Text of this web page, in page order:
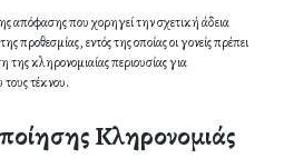
απόφασης που χορηγεί την σχετική άδεια
προθεσμίας, εντός της οποίας οι γονείς πρέπει
κληρονομιαίας περιουσίας για
τέκνου.
Κληρονομιάς